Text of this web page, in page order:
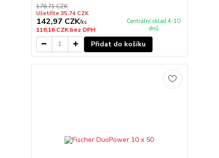
178,71 CZK
Ušetříte 35,74 CZK
142,97 CZK/ks
118,16 CZKbez DPH
Centrální sklad 4-10
dnů
Přidat do košíku